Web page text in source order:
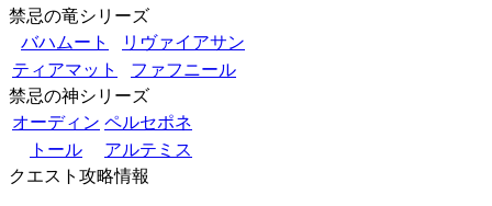
禁忌の竜シリーズ
バハムート
リヴァイアサン
ティアマット
ファフニール
禁忌の神シリーズ
オーディン ペルセポネ
トール
アルテミス
クエスト攻略情報